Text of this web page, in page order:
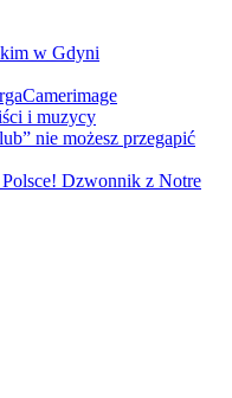
w Gdyni
i muzycy
nie możesz przegapić
Dzwonnik z Notre